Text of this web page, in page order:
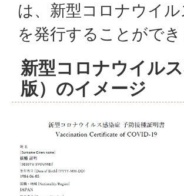
は、新型コロナウイ
を発行することができ
新型コロナウイル
版）のイメージ